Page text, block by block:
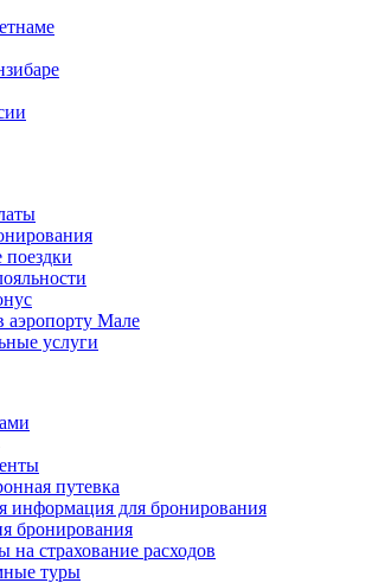
поездки
аэропорту Мале
услуги
путевка
информация для бронирования
бронирования
на страхование расходов
туры